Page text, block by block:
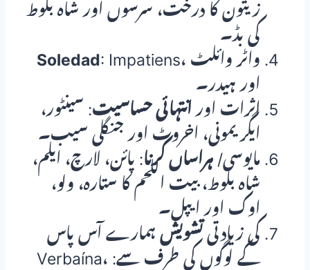
زیتون کا درخت، سرسوں اور شاہ بلوط
کی بڈ۔
Soledad: Impatiens، واٹر وائلٹ
اور ہیدر۔
اثرات اور انتہائی حساسیت: سینٹور،
ایگریمونی، اخروٹ اور جنگلی سیب۔
مایوسی/ ہراساں کرنا: پائن، لارچ، ایلم،
شاہ بلوط، بیت اللحم کا ستارہ، ولو،
اوک اور ایپل۔
کی زیادتی تشویش ہمارے آس پاس
کے لوگوں کی طرف سے: Verbaína،